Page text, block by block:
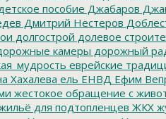
пособие Джабаров
Дмитрий Нестеров
долгострой долевое
камеры дорожный
еврейские
Хахалева ель ЕНВД Ефим
жестокое обращение с
для подтопленцев ЖКХ